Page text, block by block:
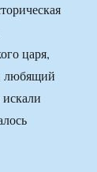
царя,
любящий